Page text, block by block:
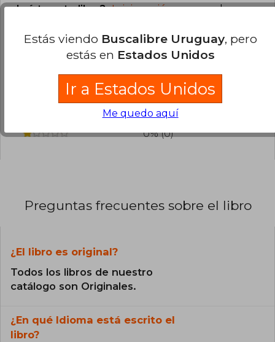
década siguiente, lo hizo también con el
panorama literario español en 2022.
¿Leíste este libro? Inicia sesiónpara poder
0% (0)
0% (0)
0% (0)
0% (0)
0% (0)
Preguntas frecuentes sobre el libro
¿El libro es original?
Todos los libros de nuestro
catálogo son Originales.
¿En qué Idioma está escrito el
libro?
Estás viendo Buscalibre Uruguay, pero
estás en Estados Unidos
Ir a Estados Unidos
Me quedo aquí